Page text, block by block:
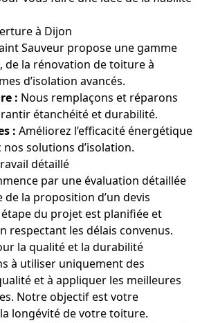
à Dijon
Sauveur propose une gamme
de la rénovation de toiture à
d’isolation avancés.
: Nous remplaçons et réparons
étanchéité et durabilité.
: Améliorez l’efficacité énergétique
solutions d’isolation.
détaillé
par une évaluation détaillée
de la proposition d’un devis
du projet est planifiée et
respectant les délais convenus.
la qualité et la durabilité
à utiliser uniquement des
et à appliquer les meilleures
Notre objectif est votre
longévité de votre toiture.